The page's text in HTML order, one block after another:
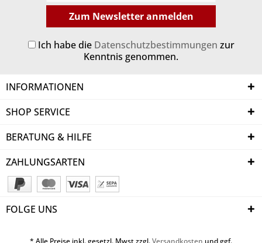
Zum Newsletter anmelden
Ich habe die Datenschutzbestimmungen zur
Kenntnis genommen.
INFORMATIONEN
SHOP SERVICE
BERATUNG & HILFE
ZAHLUNGSARTEN
FOLGE UNS
* Alle Preise inkl. gesetzl. Mwst zzgl.Versandkosten und ggf.